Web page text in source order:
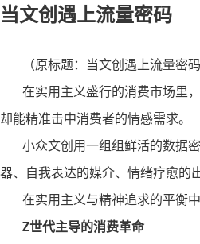
当文创遇上流量密码
（原标题：当文创遇上流量密码
在实用主义盛行的消费市场里，
却能精准击中消费者的情感需求。
小众文创用一组组鲜活的数据密
器、自我表达的媒介、情绪疗愈的
在实用主义与精神追求的平衡中
Z世代主导的消费革命